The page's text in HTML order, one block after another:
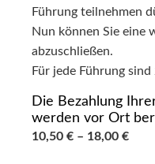
Führung teilnehmen
Nun können Sie eine
abzuschließen.
Für jede Führung
Die Bezahlung
werden vor Ort
10,50 € – 18,00 €